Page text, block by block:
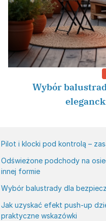
Wybór
Pilot i klocki pod kontrolą –
Odświeżone podchody na
innej formie
Wybór balustrady dla
Jak uzyskać efekt push-up
praktyczne wskazówki